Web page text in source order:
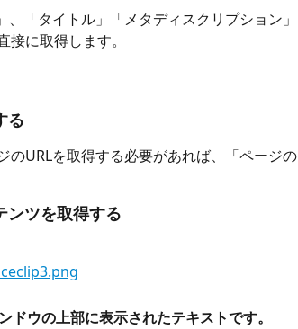
「タイトル」「メタディスクリプション」
接に取得します。
る
のURLを取得する必要があれば、「ページの
ンツを取得する
ウの上部に表示されたテキストです。